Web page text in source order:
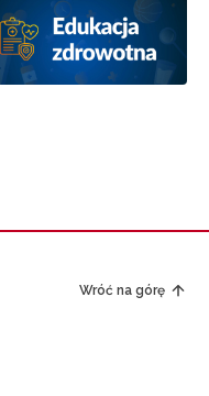
Wróć na górę